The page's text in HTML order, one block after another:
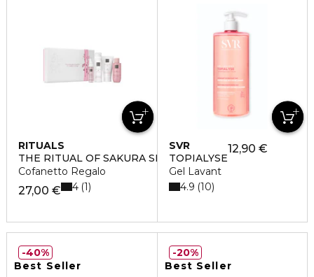
RITUALS
THE RITUAL OF SAKURA SMALL
Cofanetto Regalo
27,00 € 4 1
SVR
TOPIALYSE
Gel Lavant
12,90 €
4.9 10
Best Seller
40%
Best Seller
20%